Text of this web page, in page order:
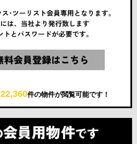
22,360件の物件が閲覧可能です！